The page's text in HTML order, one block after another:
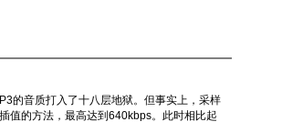
的音质打入了十八层地狱。但事实上，采样
值的方法，最高达到640kbps。此时相比起